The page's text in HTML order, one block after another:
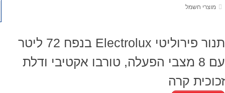
מוצרי חשמל
תנור פירוליטי Electrolux בנפח 72 ליטר
עם 8 מצבי הפעלה, טורבו אקטיבי ודלת
זכוכית קרה